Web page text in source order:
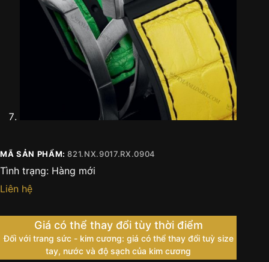
MÃ SẢN PHẨM:821.NX.9017.RX.0904
Tình trạng: Hàng mới
Liên hệ
Giá có thể thay đổi tùy thời điểm
Đối với trang sức - kim cương: giá có thể thay đổi tuỳ size
tay, nước và độ sạch của kim cương